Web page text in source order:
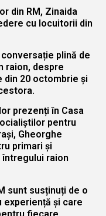
din RM, Zinaida
cu locuitorii din
plină de
raion, despre
20 octombrie și
prezenți în Casa
pentru
Gheorghe
primari și
raion
sunt susținuți de o
experiență și care